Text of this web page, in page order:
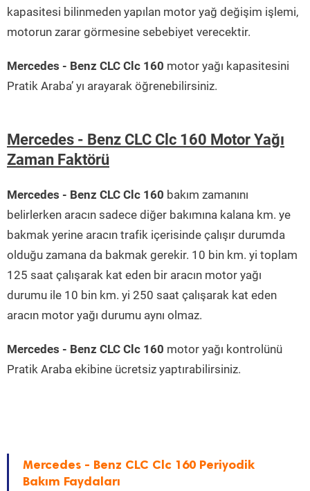
kapasitesi bilinmeden yapılan motor yağ değişim işlemi,
motorun zarar görmesine sebebiyet verecektir.
Mercedes - Benz CLC Clc 160 motor yağı kapasitesini
Pratik Araba’ yı arayarak öğrenebilirsiniz.
Mercedes - Benz CLC Clc 160 Motor Yağı
Zaman Faktörü
Mercedes - Benz CLC Clc 160 bakım zamanını
belirlerken aracın sadece diğer bakımına kalana km. ye
bakmak yerine aracın trafik içerisinde çalışır durumda
olduğu zamana da bakmak gerekir. 10 bin km. yi toplam
125 saat çalışarak kat eden bir aracın motor yağı
durumu ile 10 bin km. yi 250 saat çalışarak kat eden
aracın motor yağı durumu aynı olmaz.
Mercedes - Benz CLC Clc 160 motor yağı kontrolünü
Pratik Araba ekibine ücretsiz yaptırabilirsiniz.
Mercedes - Benz CLC Clc 160 Periyodik
Bakım Faydaları